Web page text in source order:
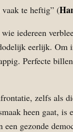
te heftig” (
iedereen
eerlijk. Om
Perfecte
zelfs als
heen gaat, is
een gezonde